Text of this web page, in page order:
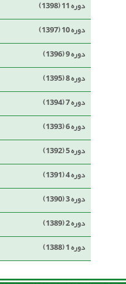
دوره 11 (1398)
دوره 10 (1397)
دوره 9 (1396)
دوره 8 (1395)
دوره 7 (1394)
دوره 6 (1393)
دوره 5 (1392)
دوره 4 (1391)
دوره 3 (1390)
دوره 2 (1389)
دوره 1 (1388)